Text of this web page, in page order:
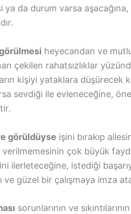
da durum varsa aşacağına,
heyecandan ve
çekilen rahatsızlıklar
kişiyi yataklara düşürecek
sevdiği ile evleneceğine,
görüldüyse işini bırakıp
çok büyük
ilerleteceğine, istediği
güzel bir çalışmaya imza
sorunlarının ve